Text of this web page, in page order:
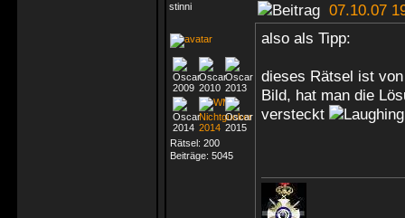
stinni
07.10.07
Rätsel: 200
Beiträge: 5045
also als Tipp:
dieses Rätsel ist
Bild, hat man die
versteckt